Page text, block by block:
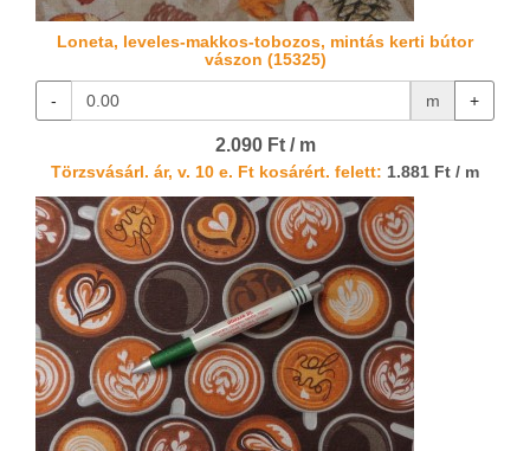
Loneta, leveles-makkos-tobozos, mintás kerti bútor
vászon (15325)
- m +
2.090 Ft / m
Törzsvásárl. ár, v. 10 e. Ft kosárért. felett: 1.881 Ft / m